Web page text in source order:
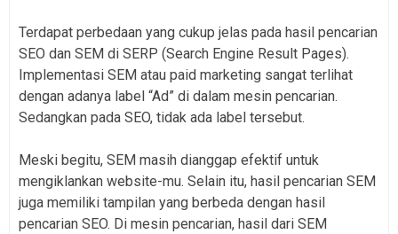
Terdapat perbedaan yang cukup jelas pada hasil pencarian
SEO dan SEM di SERP (Search Engine Result Pages).
Implementasi SEM atau paid marketing sangat terlihat
dengan adanya label “Ad” di dalam mesin pencarian.
Sedangkan pada SEO, tidak ada label tersebut.
Meski begitu, SEM masih dianggap efektif untuk
mengiklankan website-mu. Selain itu, hasil pencarian SEM
juga memiliki tampilan yang berbeda dengan hasil
pencarian SEO. Di mesin pencarian, hasil dari SEM